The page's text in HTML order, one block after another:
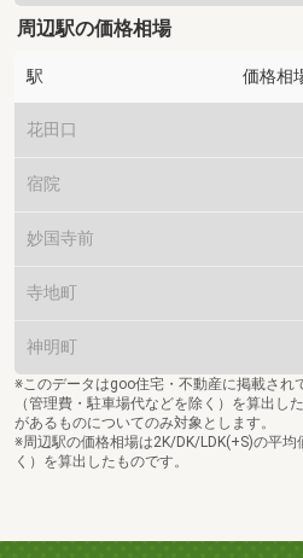
周辺駅の価格相場
駅 価格相
花田口
宿院
妙国寺前
寺地町
神明町
※このデータはgoo住宅・不動産に掲載され
（管理費・駐車場代などを除く）を算出し
があるものについてのみ対象とします。
※周辺駅の価格相場は2K/DK/LDK(+S)の平
く）を算出したものです。